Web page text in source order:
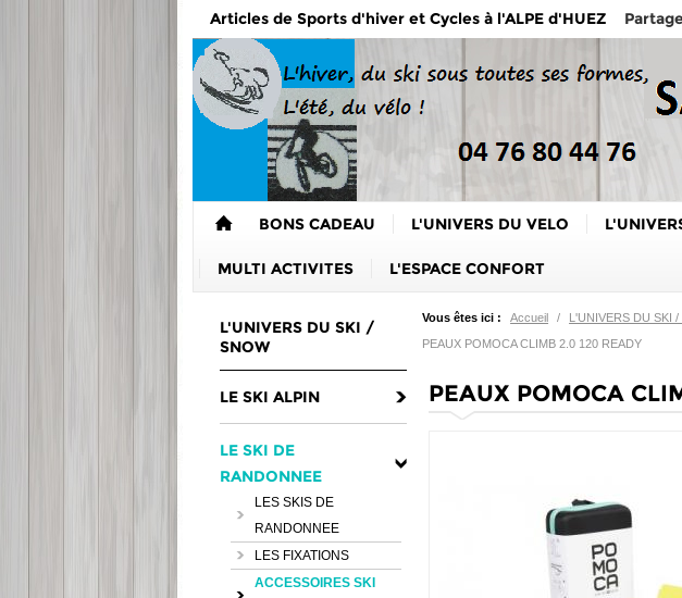
Articles de Sports d'hiver et Cycles à l'ALPE d'HUEZ
BONS CADEAU L'UNIVERS DU VELO
MULTI ACTIVITES L'ESPACE CONFORT
L'UNIVERS DU SKI /
SNOW
LE SKI ALPIN
LE SKI DE
RANDONNEE
LES SKIS DE
RANDONNEE
LES FIXATIONS
ACCESSOIRES SKI
Vous êtes ici : Accueil / L'UNIVERS DU SKI /
PEAUX POMOCA CLIMB 2.0 120 READY
PEAUX POMOCA